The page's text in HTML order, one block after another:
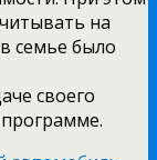
на
семье было
своего